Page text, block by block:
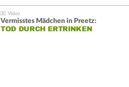
Vermisstes Mädchen in Preetz:
TOD DURCH ERTRINKEN